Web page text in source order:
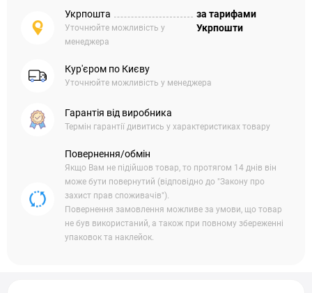
Укрпошта
Уточнюйте можливість у
менеджера
за тарифами
Укрпошти
Кур'єром по Києву
Уточнюйте можливість у менеджера
Гарантія від виробника
Термін гарантії дивитись у характеристиках товару
Повернення/обмін
Якщо Вам не підійшов товар, то протягом 14 днів він
може бути повернутий (відповідно до "Закону про
захист прав споживачів").
Повернення замовлення можливе за умови, що товар
не був використаний, а також при повному збереженні
упаковок та наклейок.